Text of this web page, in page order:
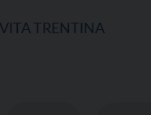
TRENTINA